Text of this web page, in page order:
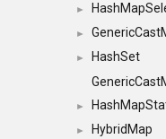
►
►
►
HashSet
►
► HybridMap